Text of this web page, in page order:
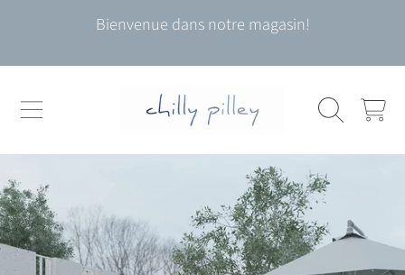
ALLER AU CONTENU
Bienvenue dans notre magasin!
CHARIOT
ALLER AUX INFORMATIONS DU PRODUIT